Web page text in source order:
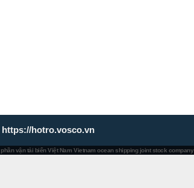
https://hotro.vosco.vn
vận tải biển Việt Nam Vietnam ocean shipping joint stock company